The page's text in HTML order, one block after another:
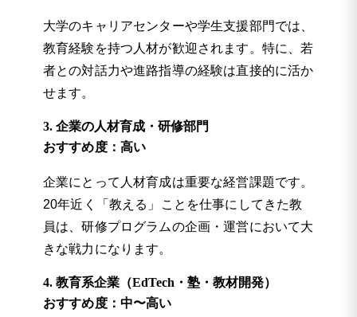
大学のキャリアセンターや学生支援部門では、
教育経験を持つ人材が歓迎されます。特に、若
者との対話力や進路指導の経験は直接的に活か
せます。
3. 企業の人材育成・研修部門
おすすめ度：高い
企業にとって人材育成は重要な経営課題です。
20年近く「教える」ことを仕事にしてきた教
員は、研修プログラムの企画・運営において大
きな戦力になります。
4. 教育系企業（EdTech・塾・教材開発）
おすすめ度：中〜高い